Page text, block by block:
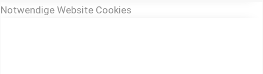
Notwendige Website Cookies